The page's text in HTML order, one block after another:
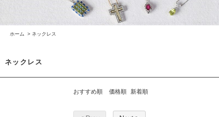
ホーム > ネックレス
ネックレス
おすすめ順 価格順 新着順